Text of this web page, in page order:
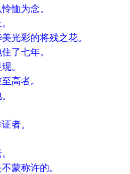
恤为念。
光彩的将残之花。
了七年。
。
高者。
者。
蒙称许的。